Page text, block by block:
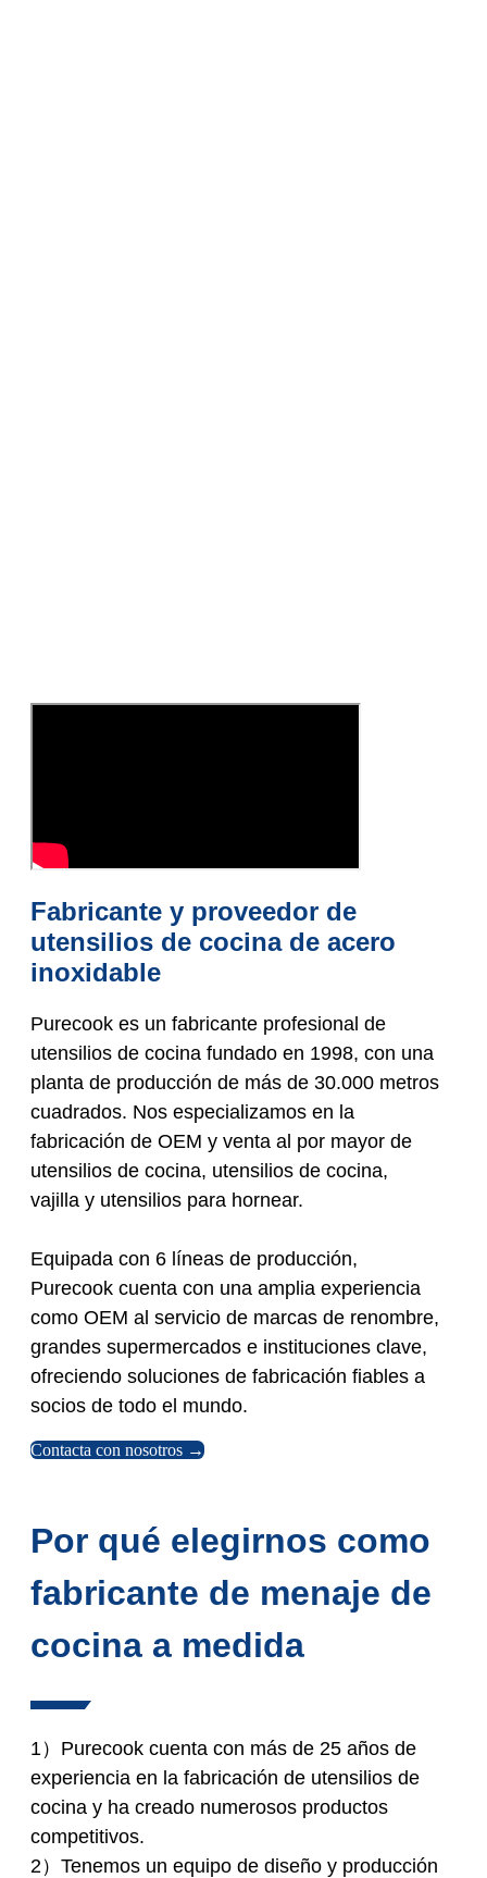
Fabricante y proveedor de
utensilios de cocina de acero
inoxidable
Purecook es un fabricante profesional de
utensilios de cocina fundado en 1998, con una
planta de producción de más de 30.000 metros
cuadrados. Nos especializamos en la
fabricación de OEM y venta al por mayor de
utensilios de cocina, utensilios de cocina,
vajilla y utensilios para hornear.
Equipada con 6 líneas de producción,
Purecook cuenta con una amplia experiencia
como OEM al servicio de marcas de renombre,
grandes supermercados e instituciones clave,
ofreciendo soluciones de fabricación fiables a
socios de todo el mundo.
Contacta con nosotros →
Por qué elegirnos como
fabricante de menaje de
cocina a medida
1）Purecook cuenta con más de 25 años de
experiencia en la fabricación de utensilios de
cocina y ha creado numerosos productos
competitivos.
2）Tenemos un equipo de diseño y producción